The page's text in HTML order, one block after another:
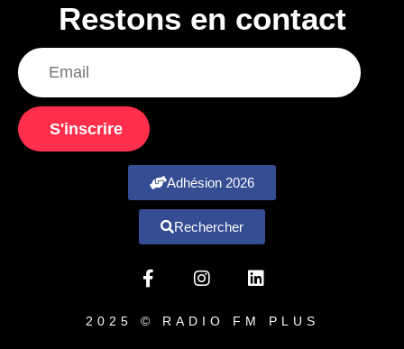
Restons en contact
S'inscrire
Adhésion 2026
Rechercher
2025 © RADIO FM PLUS